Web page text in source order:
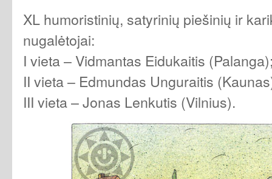
XL humoristinių, satyrinių piešinių ir
nugalėtojai:
I vieta – Vidmantas Eidukaitis
II vieta – Edmundas Unguraitis
III vieta – Jonas Lenkutis (Vilnius).